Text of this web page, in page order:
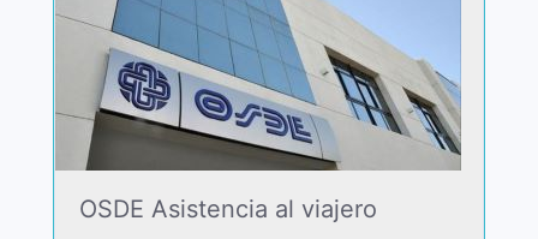
OSDE Asistencia al viajero